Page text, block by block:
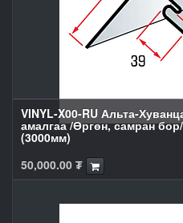
VINYL-X00-RU Альта-
амалгаа /Өргөн, самран
(3000мм)
50,000.00 ₮